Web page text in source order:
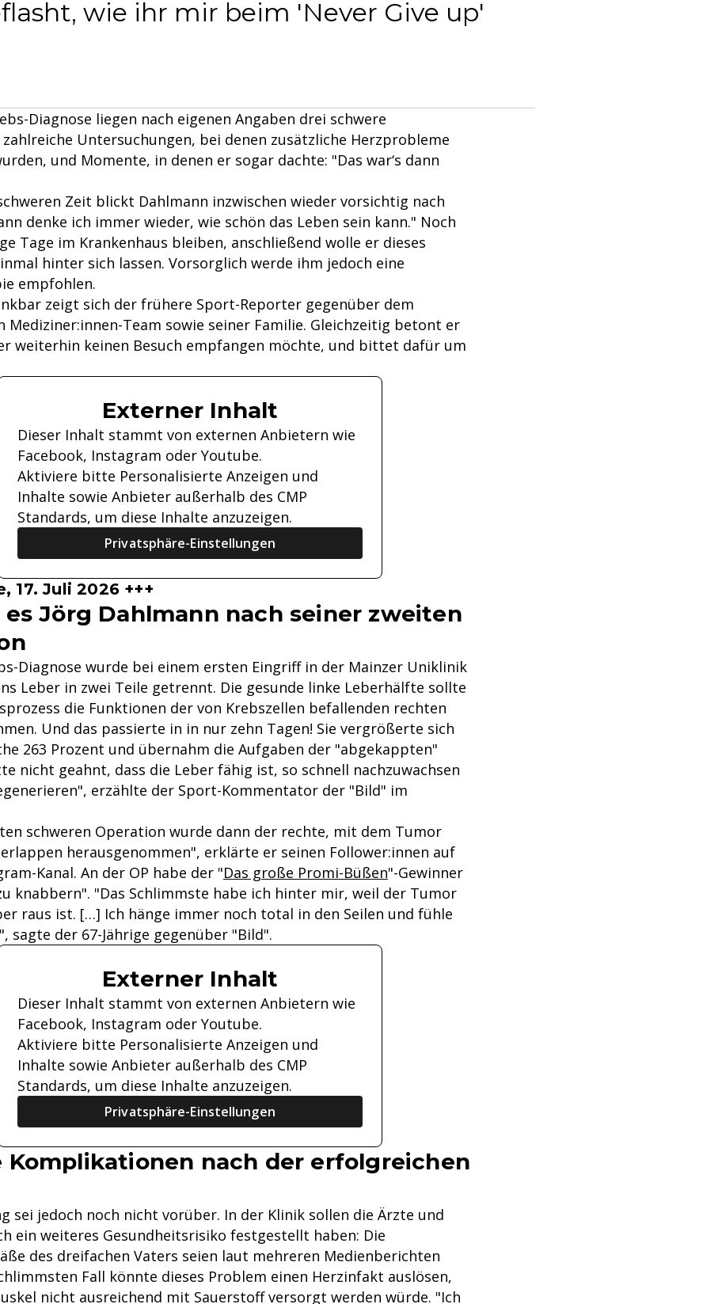
wie ihr mir beim 'Never Give up'
Diagnose liegen nach eigenen Angaben drei schwere
Untersuchungen, bei denen zusätzliche Herzprobleme
und Momente, in denen er sogar dachte: "Das war‘s dann
Zeit blickt Dahlmann inzwischen wieder vorsichtig nach
denke ich immer wieder, wie schön das Leben sein kann." Noch
Tage im Krankenhaus bleiben, anschließend wolle er dieses
hinter sich lassen. Vorsorglich werde ihm jedoch eine
empfohlen.
zeigt sich der frühere Sport-Reporter gegenüber dem
Mediziner:innen-Team sowie seiner Familie. Gleichzeitig betont er
weiterhin keinen Besuch empfangen möchte, und bittet dafür um
Externer Inhalt
Dieser Inhalt stammt von externen Anbietern wie
Facebook, Instagram oder Youtube.
Aktiviere bitte Personalisierte Anzeigen und
Inhalte sowie Anbieter außerhalb des CMP
Standards, um diese Inhalte anzuzeigen.
Privatsphäre-Einstellungen
17. Juli 2026 +++
Jörg Dahlmann nach seiner zweiten
Diagnose wurde bei einem ersten Eingriff in der Mainzer Uniklinik
Leber in zwei Teile getrennt. Die gesunde linke Leberhälfte sollte
die Funktionen der von Krebszellen befallenden rechten
Und das passierte in in nur zehn Tagen! Sie vergrößerte sich
263 Prozent und übernahm die Aufgaben der "abgekappten"
nicht geahnt, dass die Leber fähig ist, so schnell nachzuwachsen
erzählte der Sport-Kommentator der "Bild" im
schweren Operation wurde dann der rechte, mit dem Tumor
herausgenommen", erklärte er seinen Follower:innen auf
Kanal. An der OP habe der "Das große Promi-Büßen"-Gewinner
knabbern". "Das Schlimmste habe ich hinter mir, weil der Tumor
raus ist. […] Ich hänge immer noch total in den Seilen und fühle
sagte der 67-Jährige gegenüber "Bild".
Externer Inhalt
Dieser Inhalt stammt von externen Anbietern wie
Facebook, Instagram oder Youtube.
Aktiviere bitte Personalisierte Anzeigen und
Inhalte sowie Anbieter außerhalb des CMP
Standards, um diese Inhalte anzuzeigen.
Privatsphäre-Einstellungen
Komplikationen nach der erfolgreichen
sei jedoch noch nicht vorüber. In der Klinik sollen die Ärzte und
ein weiteres Gesundheitsrisiko festgestellt haben: Die
des dreifachen Vaters seien laut mehreren Medienberichten
Fall könnte dieses Problem einen Herzinfakt auslösen,
nicht ausreichend mit Sauerstoff versorgt werden würde. "Ich